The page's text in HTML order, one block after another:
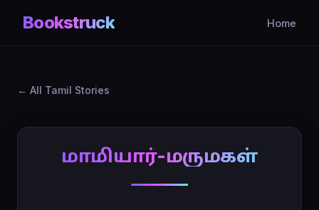
Bookstruck Home
All Tamil Stories
மாமியார்-மருமகள்